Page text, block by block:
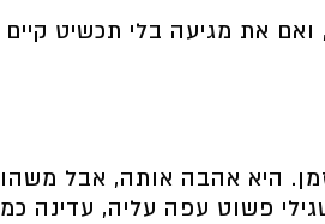
, ואם את מגיעה בלי תכשיט
היא אהבה אותה, אבל
פשוט עפה עליה, עדינה